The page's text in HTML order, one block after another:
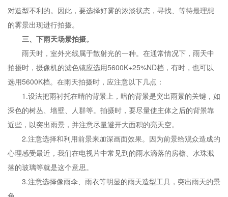
对造型不利的。因此，要选择好雾的浓淡状态，寻找、等待最理想
的雾景出现进行拍摄。
三、下雨天场景拍摄。
雨天时，室外光线属于散射光的一种。在通常情况下，雨天中
拍摄时，摄像机的滤色镜应选用5600K+25%ND档，有时，也可以
选用5600K档。在雨天拍摄时，应注意以下几点：
1.设法把雨衬托在晴的背景上，暗的背景是突出雨景的关键，如
深色的树丛、墙壁、人群等。拍摄时，要尽量使主体之后的背景靠
近些，以突出雨景，并注意尽量避开大面积的亮天空。
2.注意选择和利用前景来加深画面效果。因为前景给观众造成的
心理感受最近，我们在电视片中常见到的雨水滴落的房檐、水珠溅
落的玻璃等就是这个意思。
3.注意选择像雨伞、雨衣等明显的雨天造型工具，突出雨天的景